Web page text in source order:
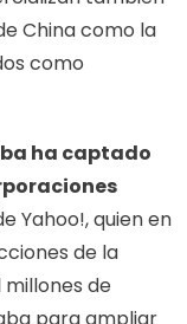
China como la
como
ha captado
Yahoo!, quien en
de la
de